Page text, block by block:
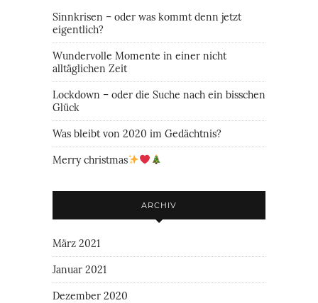
Sinnkrisen – oder was kommt denn jetzt
eigentlich?
Wundervolle Momente in einer nicht
alltäglichen Zeit
Lockdown – oder die Suche nach ein bisschen
Glück
Was bleibt von 2020 im Gedächtnis?
Merry christmas
ARCHIV
März 2021
Januar 2021
Dezember 2020